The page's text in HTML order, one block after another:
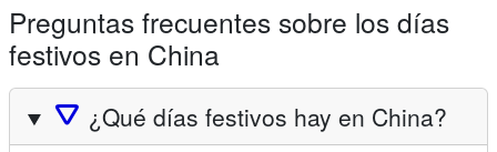
Preguntas frecuentes sobre los días
festivos en China
🛆 ¿Qué días festivos hay en China?